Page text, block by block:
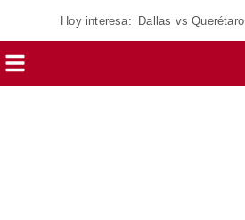
Hoy interesa: Dallas vs Querétaro